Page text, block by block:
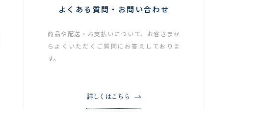
よくある質問・お問い合わせ
商品や配送・お支払いについて、お客さまか
らよくいただくご質問にお答えしておりま
す。
詳しくはこちら